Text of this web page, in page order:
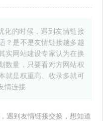
化的时候，遇到友情链接
？是不是友情链接越多越
实网站建设专家认为在换
数量，只要看对方网站权
就是权重高、收录多就可
情连接
遇到友情链接交换，想知道